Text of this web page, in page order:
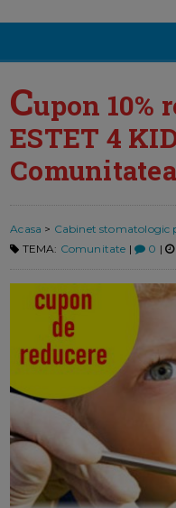
Cupon 10%
ESTET 4
Acasa > Cabinet stomatologic
TEMA: Comunitate | 0 |